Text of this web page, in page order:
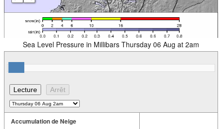
Sea Level Pressure in Millibars Thursday 06 Aug at 2am
Accumulation de Neige